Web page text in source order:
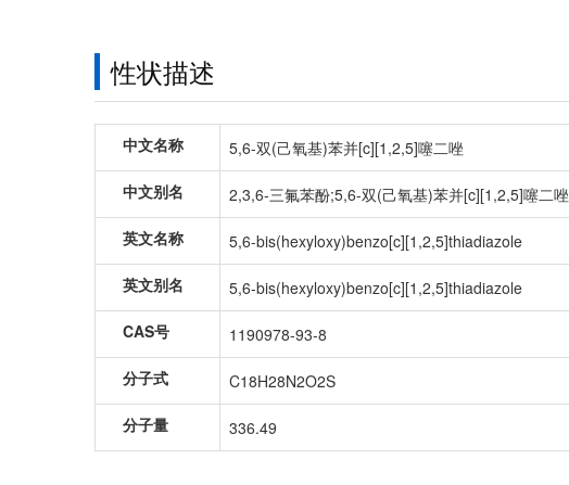
性状描述
中文名称
5,6-双(己氧基)苯并[c][1,2,5]噻二唑
中文别名
2,3,6-三氟苯酚;5,6-双(己氧基)苯并[c][1,2,5]噻二唑
英文名称
5,6-bis(hexyloxy)benzo[c][1,2,5]thiadiazole
英文别名
5,6-bis(hexyloxy)benzo[c][1,2,5]thiadiazole
CAS号
1190978-93-8
分子式
C18H28N2O2S
分子量
336.49